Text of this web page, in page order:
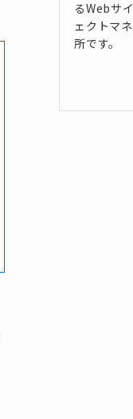
るWebサ
ェクトマ
所です。